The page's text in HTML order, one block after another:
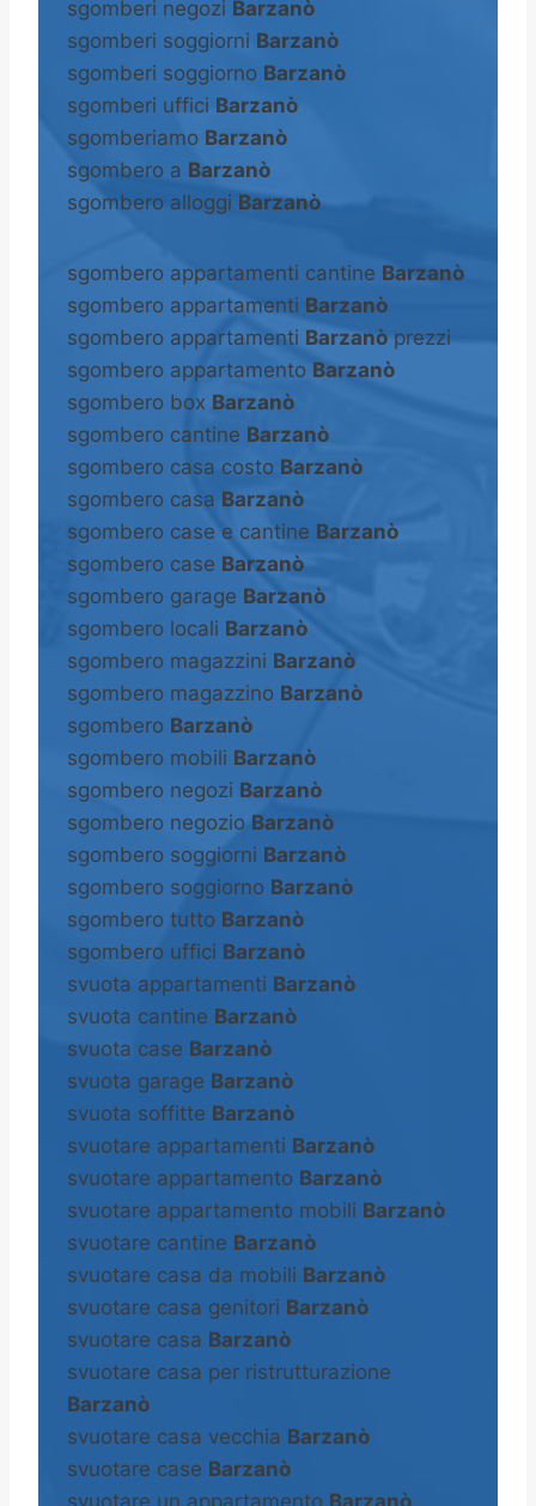
sgomberi negozi Barzanò
sgomberi soggiorni Barzanò
sgomberi soggiorno Barzanò
sgomberi uffici Barzanò
sgomberiamo Barzanò
sgombero a Barzanò
sgombero alloggi Barzanò
sgombero appartamenti cantine Barzanò
sgombero appartamenti Barzanò
sgombero appartamenti Barzanò prezzi
sgombero appartamento Barzanò
sgombero box Barzanò
sgombero cantine Barzanò
sgombero casa costo Barzanò
sgombero casa Barzanò
sgombero case e cantine Barzanò
sgombero case Barzanò
sgombero garage Barzanò
sgombero locali Barzanò
sgombero magazzini Barzanò
sgombero magazzino Barzanò
sgombero Barzanò
sgombero mobili Barzanò
sgombero negozi Barzanò
sgombero negozio Barzanò
sgombero soggiorni Barzanò
sgombero soggiorno Barzanò
sgombero tutto Barzanò
sgombero uffici Barzanò
svuota appartamenti Barzanò
svuota cantine Barzanò
svuota case Barzanò
svuota garage Barzanò
svuota soffitte Barzanò
svuotare appartamenti Barzanò
svuotare appartamento Barzanò
svuotare appartamento mobili Barzanò
svuotare cantine Barzanò
svuotare casa da mobili Barzanò
svuotare casa genitori Barzanò
svuotare casa Barzanò
svuotare casa per ristrutturazione
Barzanò
svuotare casa vecchia Barzanò
svuotare case Barzanò
svuotare un appartamento Barzanò